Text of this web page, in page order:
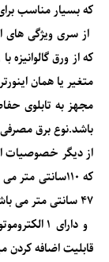
که بسیار مناسب
از سری ویژگی های
که از ورق
متغیر یا همان
مجهز به تابلوی
باشد.نوع برق
از دیگر خصوصیات
47 سانتی متر می باشد.
و دارای 1
قابلیت اضافه کردن